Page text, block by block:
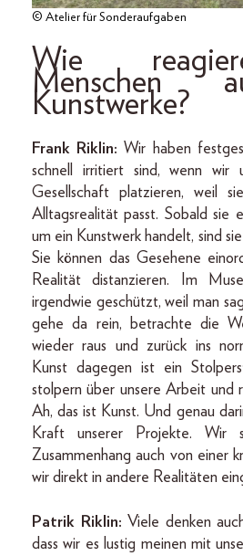
© Atelier für Sonderaufgaben
Wie
Menschen
Kunstwerke?
Frank Riklin:Wir haben
schnell irritiert sind, wenn wir
Gesellschaft platzieren, weil
Alltagsrealität passt. Sobald sie
um ein Kunstwerk handelt, sind
Sie können das Gesehene
Realität distanzieren. Im
irgendwie geschützt, weil man
gehe da rein, betrachte die
wieder raus und zurück ins
Kunst dagegen ist ein
stolpern über unsere Arbeit und
Ah, das ist Kunst. Und genau
Kraft unserer Projekte. Wir
Zusammenhang auch von einer
wir direkt in andere Realitäten
Patrik Riklin: Viele denken
dass wir es lustig meinen mit